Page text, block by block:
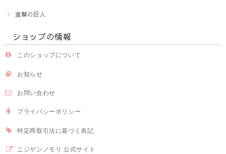
進撃の巨人
ショップの情報
このショップについて
お知らせ
お問い合わせ
プライバシーポリシー
特定商取引法に基づく表記
ニジゲンノモリ 公式サイト